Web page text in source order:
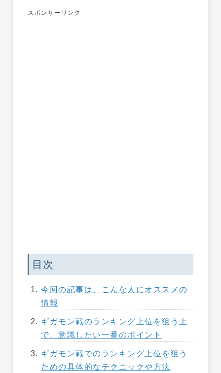
スポンサーリンク
目次
今回の記事は、こんな人にオススメの
情報
ギガモン戦のランキング上位を狙う上
で、意識したい一番のポイント
ギガモン戦でのランキング上位を狙う
ための具体的なテクニックや方法